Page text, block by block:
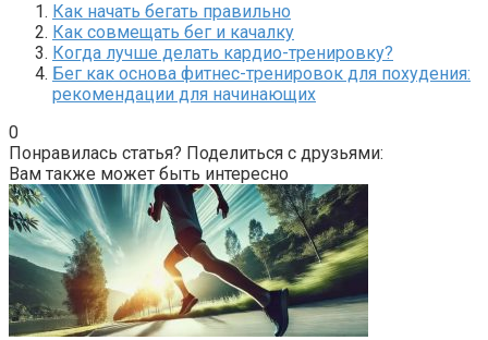
Как начать бегать правильно
Как совмещать бег и качалку
Когда лучше делать кардио-тренировку?
Бег как основа фитнес-тренировок для похудения:
рекомендации для начинающих
0
Понравилась статья? Поделиться с друзьями:
Вам также может быть интересно